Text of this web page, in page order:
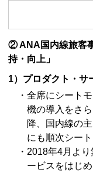
② ANA国内線旅客
持・向上」
1）プロダクト・サ
・全席にシート
機の導入をさ
降、国内線の
にも順次シー
・2018年4月よ
ービスをはじ